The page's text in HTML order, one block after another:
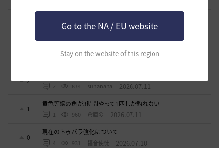
Go to the NA / EU website
Stay on the website of this region
864 マサ 2026.07.23
1.1K ジークちゃん-日本 2026.07.15
2
2 874 sunanana 2026.07.11
1
黄色等級の魚が3時間やって1匹しか釣れない
1 960 倉庫の 2026.07.11
0
現在のトゥバラ強化について
4 931 福音使徒 2026.07.10